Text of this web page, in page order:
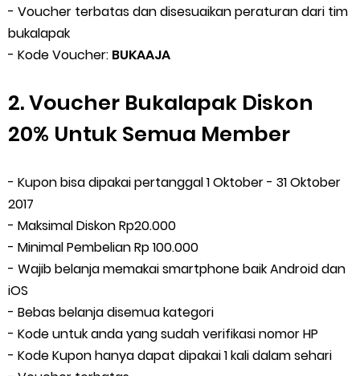
- Voucher terbatas dan disesuaikan peraturan dari tim
bukalapak
- Kode Voucher: BUKAAJA
2. Voucher Bukalapak Diskon
20% Untuk Semua Member
- Kupon bisa dipakai pertanggal 1 Oktober - 31 Oktober
2017
- Maksimal Diskon Rp20.000
- Minimal Pembelian Rp 100.000
- Wajib belanja memakai smartphone baik Android dan
iOS
- Bebas belanja disemua kategori
- Kode untuk anda yang sudah verifikasi nomor HP
- Kode Kupon hanya dapat dipakai 1 kali dalam sehari